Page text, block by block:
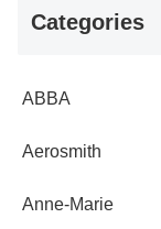
Categories
ABBA
Aerosmith
Anne-Marie